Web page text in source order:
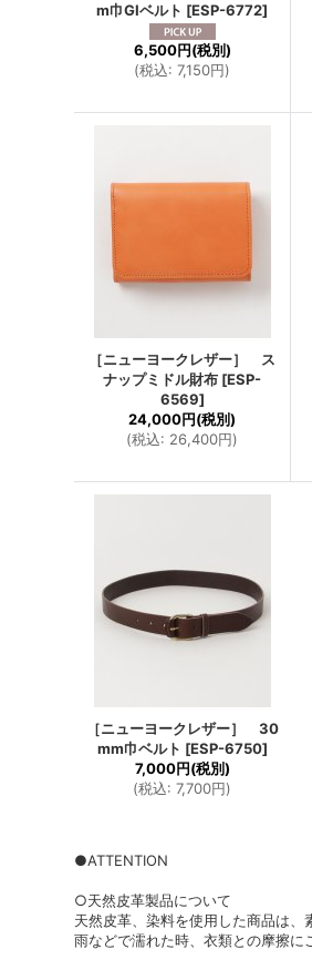
m巾GIベルト [ESP-6772]
6,500円(税別)
(税込: 7,150円)
［ニューヨークレザー］ ス
ナップミドル財布 [ESP-
6569]
24,000円(税別)
(税込: 26,400円)
［ニューヨークレザー］ 30
mm巾ベルト [ESP-6750]
7,000円(税別)
(税込: 7,700円)
●ATTENTION
○天然皮革製品について
天然皮革、染料を使用した商品は、
雨などで濡れた時、衣類との摩擦に